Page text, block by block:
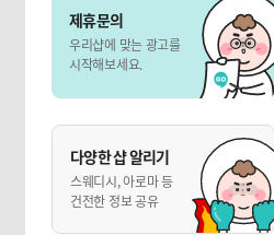
제휴문의
우리샵에 맞는 광고를
시작해보세요.
다양한 샵 알리기
스웨디시, 아로마 등
건전한 정보 공유